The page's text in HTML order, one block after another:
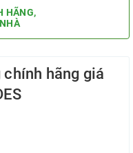
HÃNG,
hãng giá